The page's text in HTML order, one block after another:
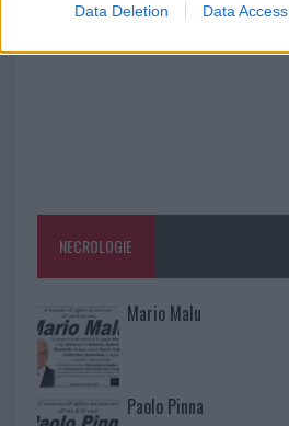
Data Deletion Data Access
NECROLOGIE
Mario Malu
Paolo Pinna